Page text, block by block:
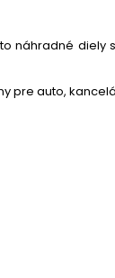
náhradné diely
pre auto,